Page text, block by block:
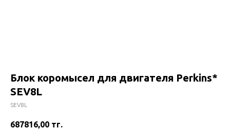
Блок коромысел для двигателя Perkins*
SEV8L
SEV8L
687816,00 тг.